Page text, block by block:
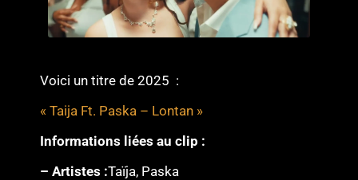
Voici un titre de 2025 :
« Taija Ft. Paska – Lontan »
Informations liées au clip :
– Artistes :Taïja, Paska